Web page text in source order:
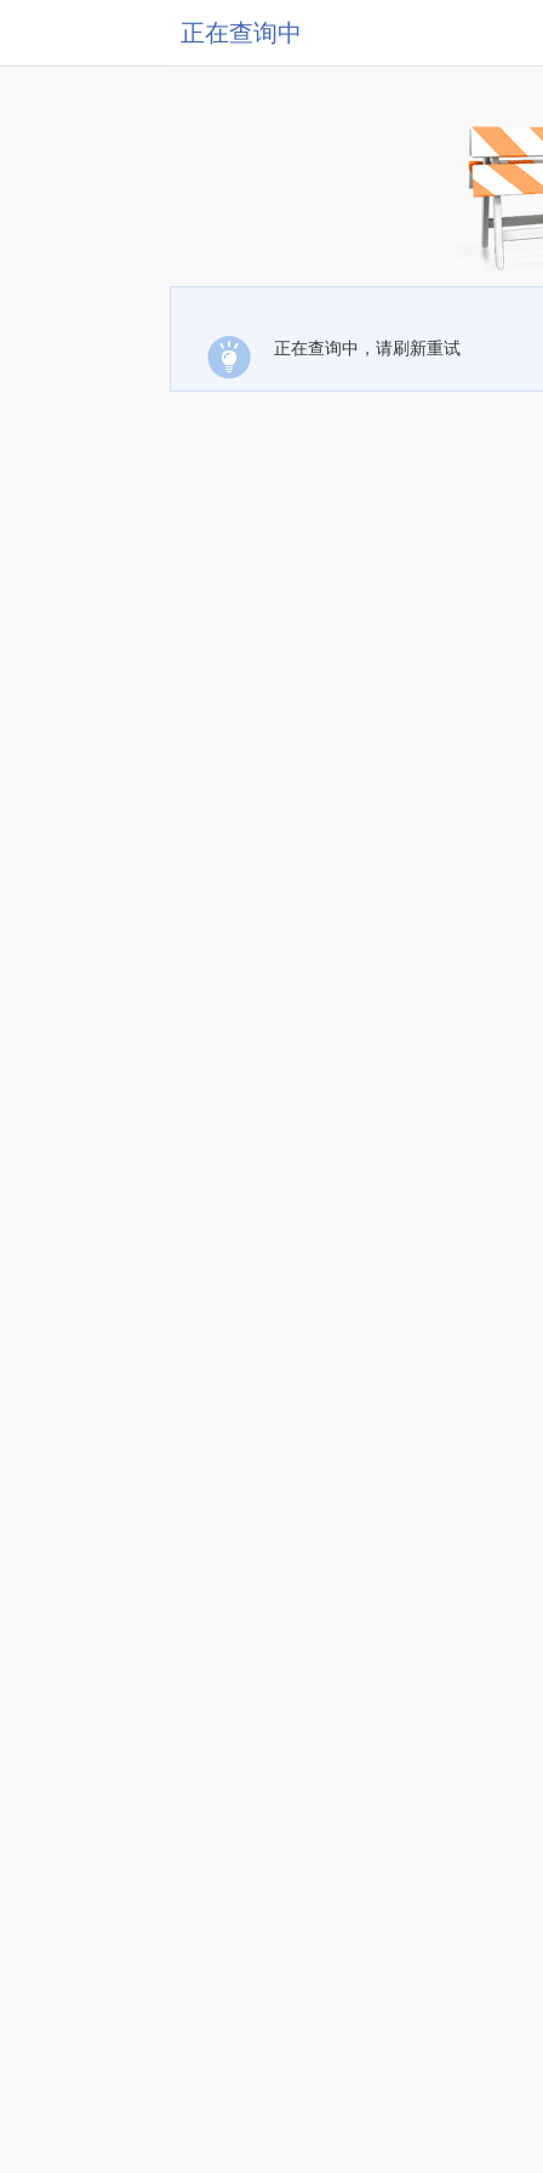
正在查询中
正在查询中，请刷新重试